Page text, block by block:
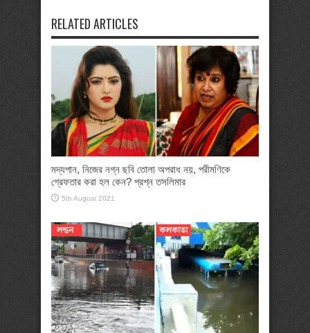
RELATED ARTICLES
মদ্যপান, নিজের নগ্ন ছবি তোলা অপরাধ নয়, পরীমণিকে
গ্রেফতার করা হল কেন? প্রশ্ন তসলিমার
5th August 2021